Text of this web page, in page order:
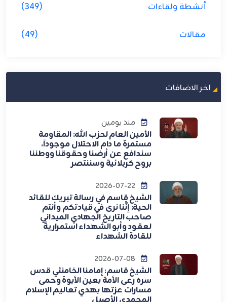
أنشطة ولقاءات (349)
مقالات (49)
اخر الاضافات
منذ يومين
الأمين العام لحزب الله: المقاومة
مستمرة ما دام الاحتلال موجوداً،
سندافع عن أرضنا وحقوقنا ووطننا
بروح كربلائية وسننتصر
الشيخ قاسم في رسالة تبريك للقائد
الحية: إنَّنا نرى في قيادتكم وأنتم
صاحب التاريخ الجهادي الميداني
لعقود وأبو الشهداء استمراريةً
للقادة الشهداء
الشيخ قاسم: إمامنا الخامنئي قدس
سره رعى الأمة بعين الأبوة وحمى
مسارات عزتها بهدي تعاليم الإسلام